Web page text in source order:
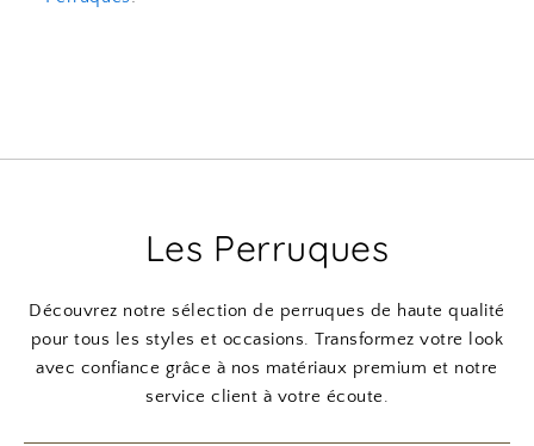
Les Perruques
Découvrez notre sélection de perruques de haute qualité
pour tous les styles et occasions. Transformez votre look
avec confiance grâce à nos matériaux premium et notre
service client à votre écoute.